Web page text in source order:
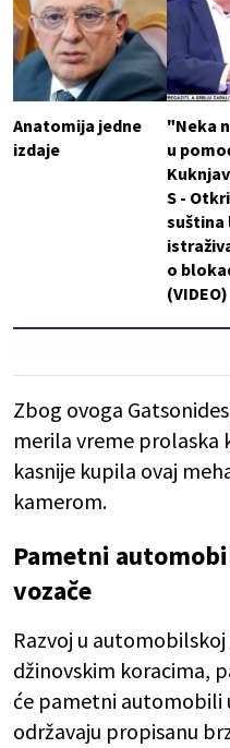
Anatomija jedne
izdaje
"Neka
u
S -
suština
o
(VIDEO)
Zbog ovoga
merila vreme prolaska
kasnije kupila ovaj
kamerom.
Pametni
vozače
Razvoj u
džinovskim koracima,
će pametni automobili
održavaju propisanu